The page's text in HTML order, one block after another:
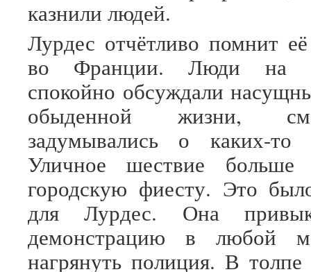
казнили людей.
Лурдес отчётливо помнит
во Франции. Люди на
спокойно обсуждали
обыденной жизни,
задумывались о каких-то
Уличное шествие больше
городскую фиесту. Это
для Лурдес. Она
демонстрацию в любой
нагрянуть полиция. В